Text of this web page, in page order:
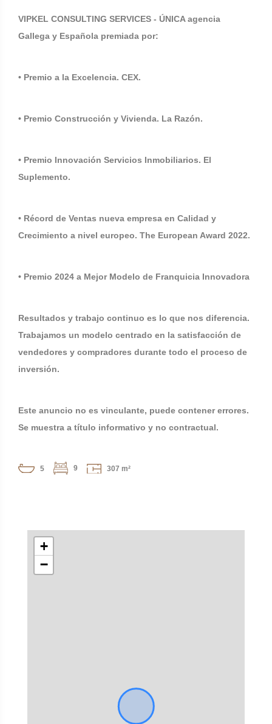
VIPKEL CONSULTING SERVICES - ÚNICA agencia
Gallega y Española premiada por:
• Premio a la Excelencia. CEX.
• Premio Construcción y Vivienda. La Razón.
• Premio Innovación Servicios Inmobiliarios. El
Suplemento.
• Récord de Ventas nueva empresa en Calidad y
Crecimiento a nivel europeo. The European Award 2022.
• Premio 2024 a Mejor Modelo de Franquicia Innovadora
Resultados y trabajo continuo es lo que nos diferencia.
Trabajamos un modelo centrado en la satisfacción de
vendedores y compradores durante todo el proceso de
inversión.
Este anuncio no es vinculante, puede contener errores.
Se muestra a título informativo y no contractual.
5 9 307 m²
+
−